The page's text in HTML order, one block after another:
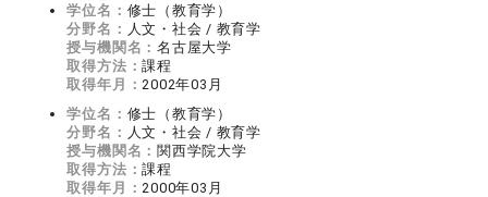
学位名： 修士（教育学）
分野名： 人文・社会 / 教育学
授与機関名：名古屋大学
取得方法：課程
取得年月： 2002年03月
学位名： 修士（教育学）
分野名： 人文・社会 / 教育学
授与機関名： 関西学院大学
取得方法：課程
取得年月： 2000年03月